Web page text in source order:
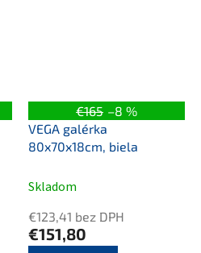
€165 –8 %
VEGA galérka
80x70x18cm, biela
Skladom
€123,41 bez DPH
€151,80